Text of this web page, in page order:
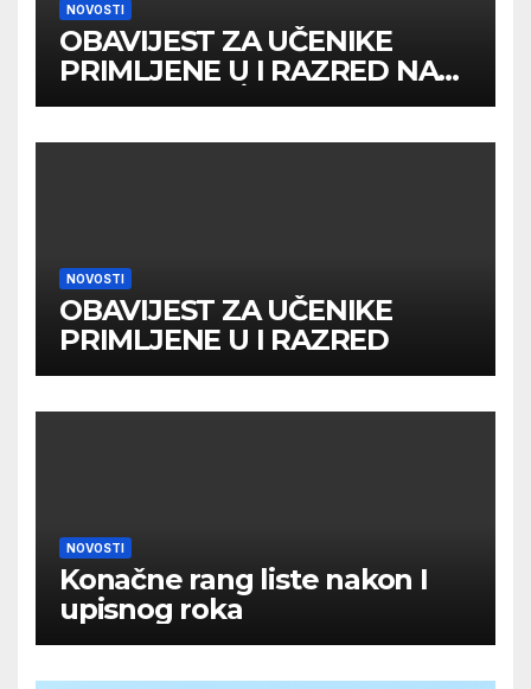
NOVOSTI
OBAVIJEST ZA UČENIKE
PRIMLJENE U I RAZRED NA
DRUGOM UPİSNOM ROKU
NOVOSTI
OBAVIJEST ZA UČENIKE
PRIMLJENE U I RAZRED
NOVOSTI
Konačne rang liste nakon I
upisnog roka